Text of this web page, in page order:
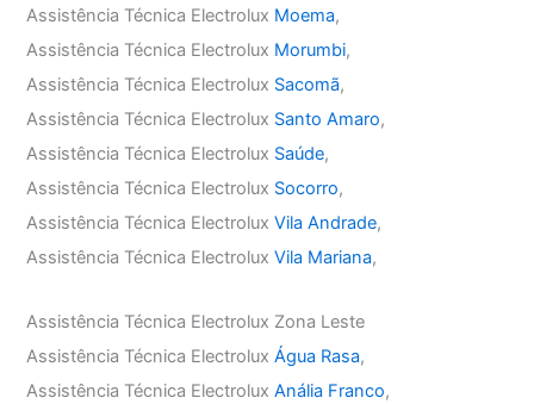
Assistência Técnica Electrolux Moema,
Assistência Técnica Electrolux Morumbi,
Assistência Técnica Electrolux Sacomã,
Assistência Técnica Electrolux Santo Amaro,
Assistência Técnica Electrolux Saúde,
Assistência Técnica Electrolux Socorro,
Assistência Técnica ElectroluxVila Andrade,
Assistência Técnica ElectroluxVila Mariana,
Assistência Técnica Electrolux Zona Leste
Assistência Técnica ElectroluxÁgua Rasa,
Assistência Técnica ElectroluxAnália Franco,